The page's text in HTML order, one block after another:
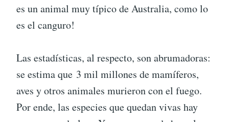
es un animal muy típico de Australia, como lo
es el canguro!
Las estadísticas, al respecto, son abrumadoras:
se estima que 3 mil millones de mamíferos,
aves y otros animales murieron con el fuego.
Por ende, las especies que quedan vivas hay